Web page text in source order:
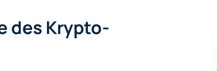
des Krypto-